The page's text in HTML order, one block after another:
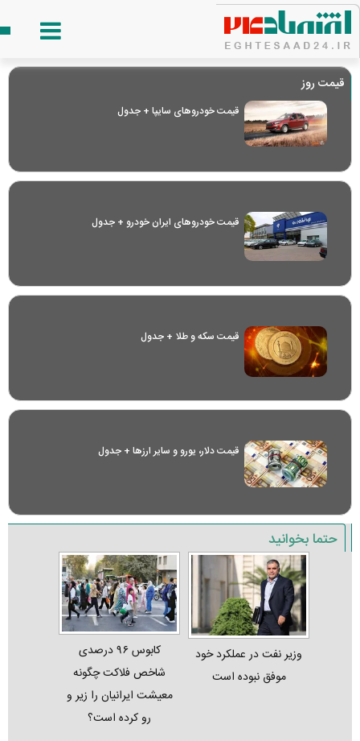
قیمت روز
قیمت خودرو‌های سایپا + جدول
قیمت خودرو‌های ایران خودرو + جدول
قیمت سکه و طلا + جدول
قیمت دلار، یورو و سایر ارز‌ها + جدول
حتما بخوانید
وزیر نفت در عملکرد خود
موفق نبوده است
کابوس ۹۶ درصدی
شاخص فلاکت چگونه
معیشت ایرانیان را زیر و
رو کرده است؟